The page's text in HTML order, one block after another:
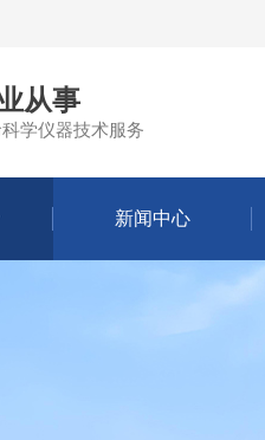
从事
学仪器技术服务
新闻中心